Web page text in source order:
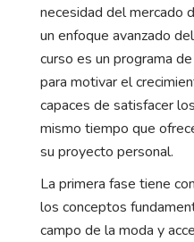
necesidad del mercado
un enfoque avanzado
curso es un programa
para motivar el
capaces de satisfacer
mismo tiempo que
su proyecto personal.
La primera fase tiene
los conceptos
campo de la moda y